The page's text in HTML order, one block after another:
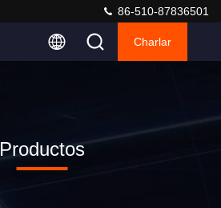
86-510-87836501
Charlar
Productos